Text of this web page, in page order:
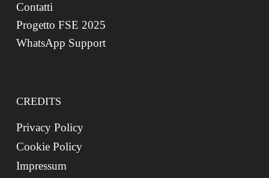
Contatti
Progetto FSE 2025
WhatsApp Support
CREDITS
Privacy Policy
Cookie Policy
Impressum